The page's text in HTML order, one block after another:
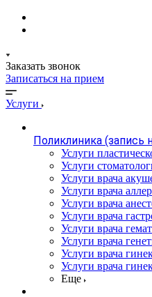
Заказать звонок
Записаться на прием
Услуги
Поликлиника (запись
Услуги
Услуги
Услуги врача
Услуги врача
Услуги врача
Услуги врача
Услуги врача
Услуги врача
Услуги врача
Услуги врача
Еще